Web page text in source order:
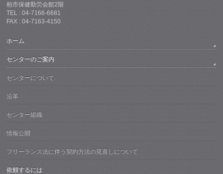
柏市保健勤労会館2階
TEL : 04-7166-6681
FAX : 04-7163-4150
ホーム
センターのご案内
センターについて
沿革
センター組織
情報公開
フリーランス法に伴う契約方法の見直しについて
依頼するには